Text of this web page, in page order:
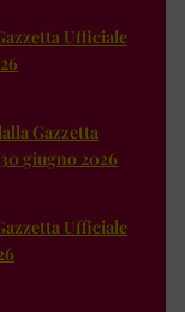
Ufficiale
Gazzetta
giugno 2026
Ufficiale